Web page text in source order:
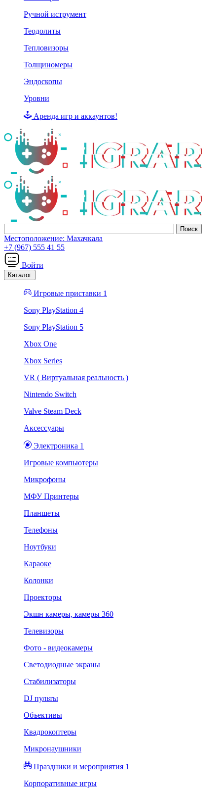
Ручной иструмент
Теодолиты
Тепловизоры
Толщиномеры
Эндоскопы
Уровни
Аренда игр и аккаунтов!
Местоположение: Махачкала
+7 (967) 555 41 55
Войти
Каталог
Игровые приставки 1
Sony PlayStation 4
Sony PlayStation 5
Xbox One
Xbox Series
VR ( Виртуальная реальность )
Nintendo Switch
Valve Steam Deck
Аксессуары
Электроника 1
Игровые компьютеры
Микрофоны
МФУ Принтеры
Планшеты
Телефоны
Ноутбуки
Караоке
Колонки
Проекторы
Экшн камеры, камеры 360
Телевизоры
Фото - видеокамеры
Светодиодные экраны
Стабилизаторы
DJ пульты
Объективы
Квадрокоптеры
Микронаушники
Праздники и мероприятия 1
Корпоративные игры